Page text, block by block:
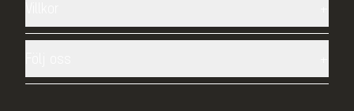
Returer
Integritetspolicy
Reklamationer
FACEBOOK